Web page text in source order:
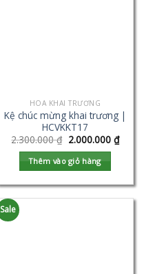
HOA KHAI TRƯƠNG
Kệ chúc mừng khai trương |
HCVKKT17
2.300.000₫ 2.000.000 ₫
Thêm vào giỏ hàng
Sale